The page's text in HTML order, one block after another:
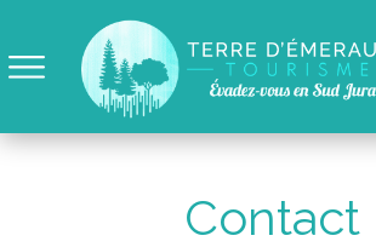
Contact
Panneau de gestion des cookies